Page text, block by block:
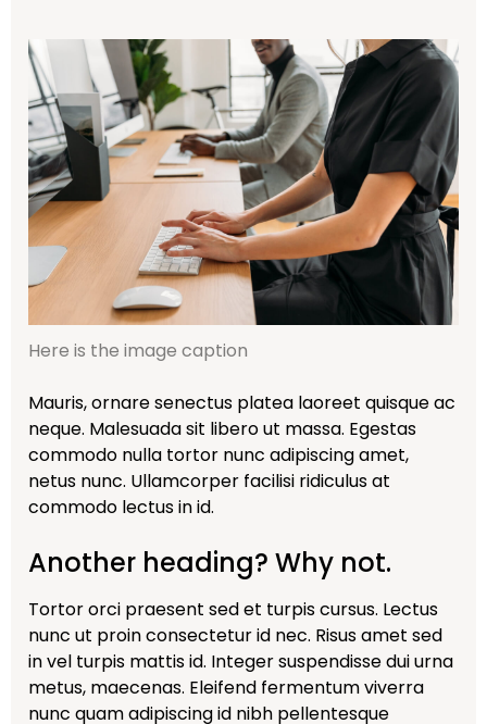
Here is the image caption
Mauris, ornare senectus platea laoreet quisque ac
neque. Malesuada sit libero ut massa. Egestas
commodo nulla tortor nunc adipiscing amet,
netus nunc. Ullamcorper facilisi ridiculus at
commodo lectus in id.
Another heading? Why not.
Tortor orci praesent sed et turpis cursus. Lectus
nunc ut proin consectetur id nec. Risus amet sed
in vel turpis mattis id. Integer suspendisse dui urna
metus, maecenas. Eleifend fermentum viverra
nunc quam adipiscing id nibh pellentesque